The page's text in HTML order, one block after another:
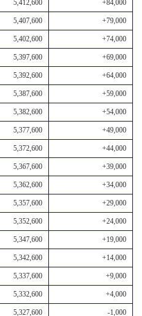
5,412,600 +84,000
5,407,600 +79,000
5,402,600 +74,000
5,397,600 +69,000
5,392,600 +64,000
5,387,600 +59,000
5,382,600 +54,000
5,377,600 +49,000
5,372,600 +44,000
5,367,600 +39,000
5,362,600 +34,000
5,357,600 +29,000
5,352,600 +24,000
5,347,600 +19,000
5,342,600 +14,000
5,337,600 +9,000
5,332,600 +4,000
5,327,600 -1,000